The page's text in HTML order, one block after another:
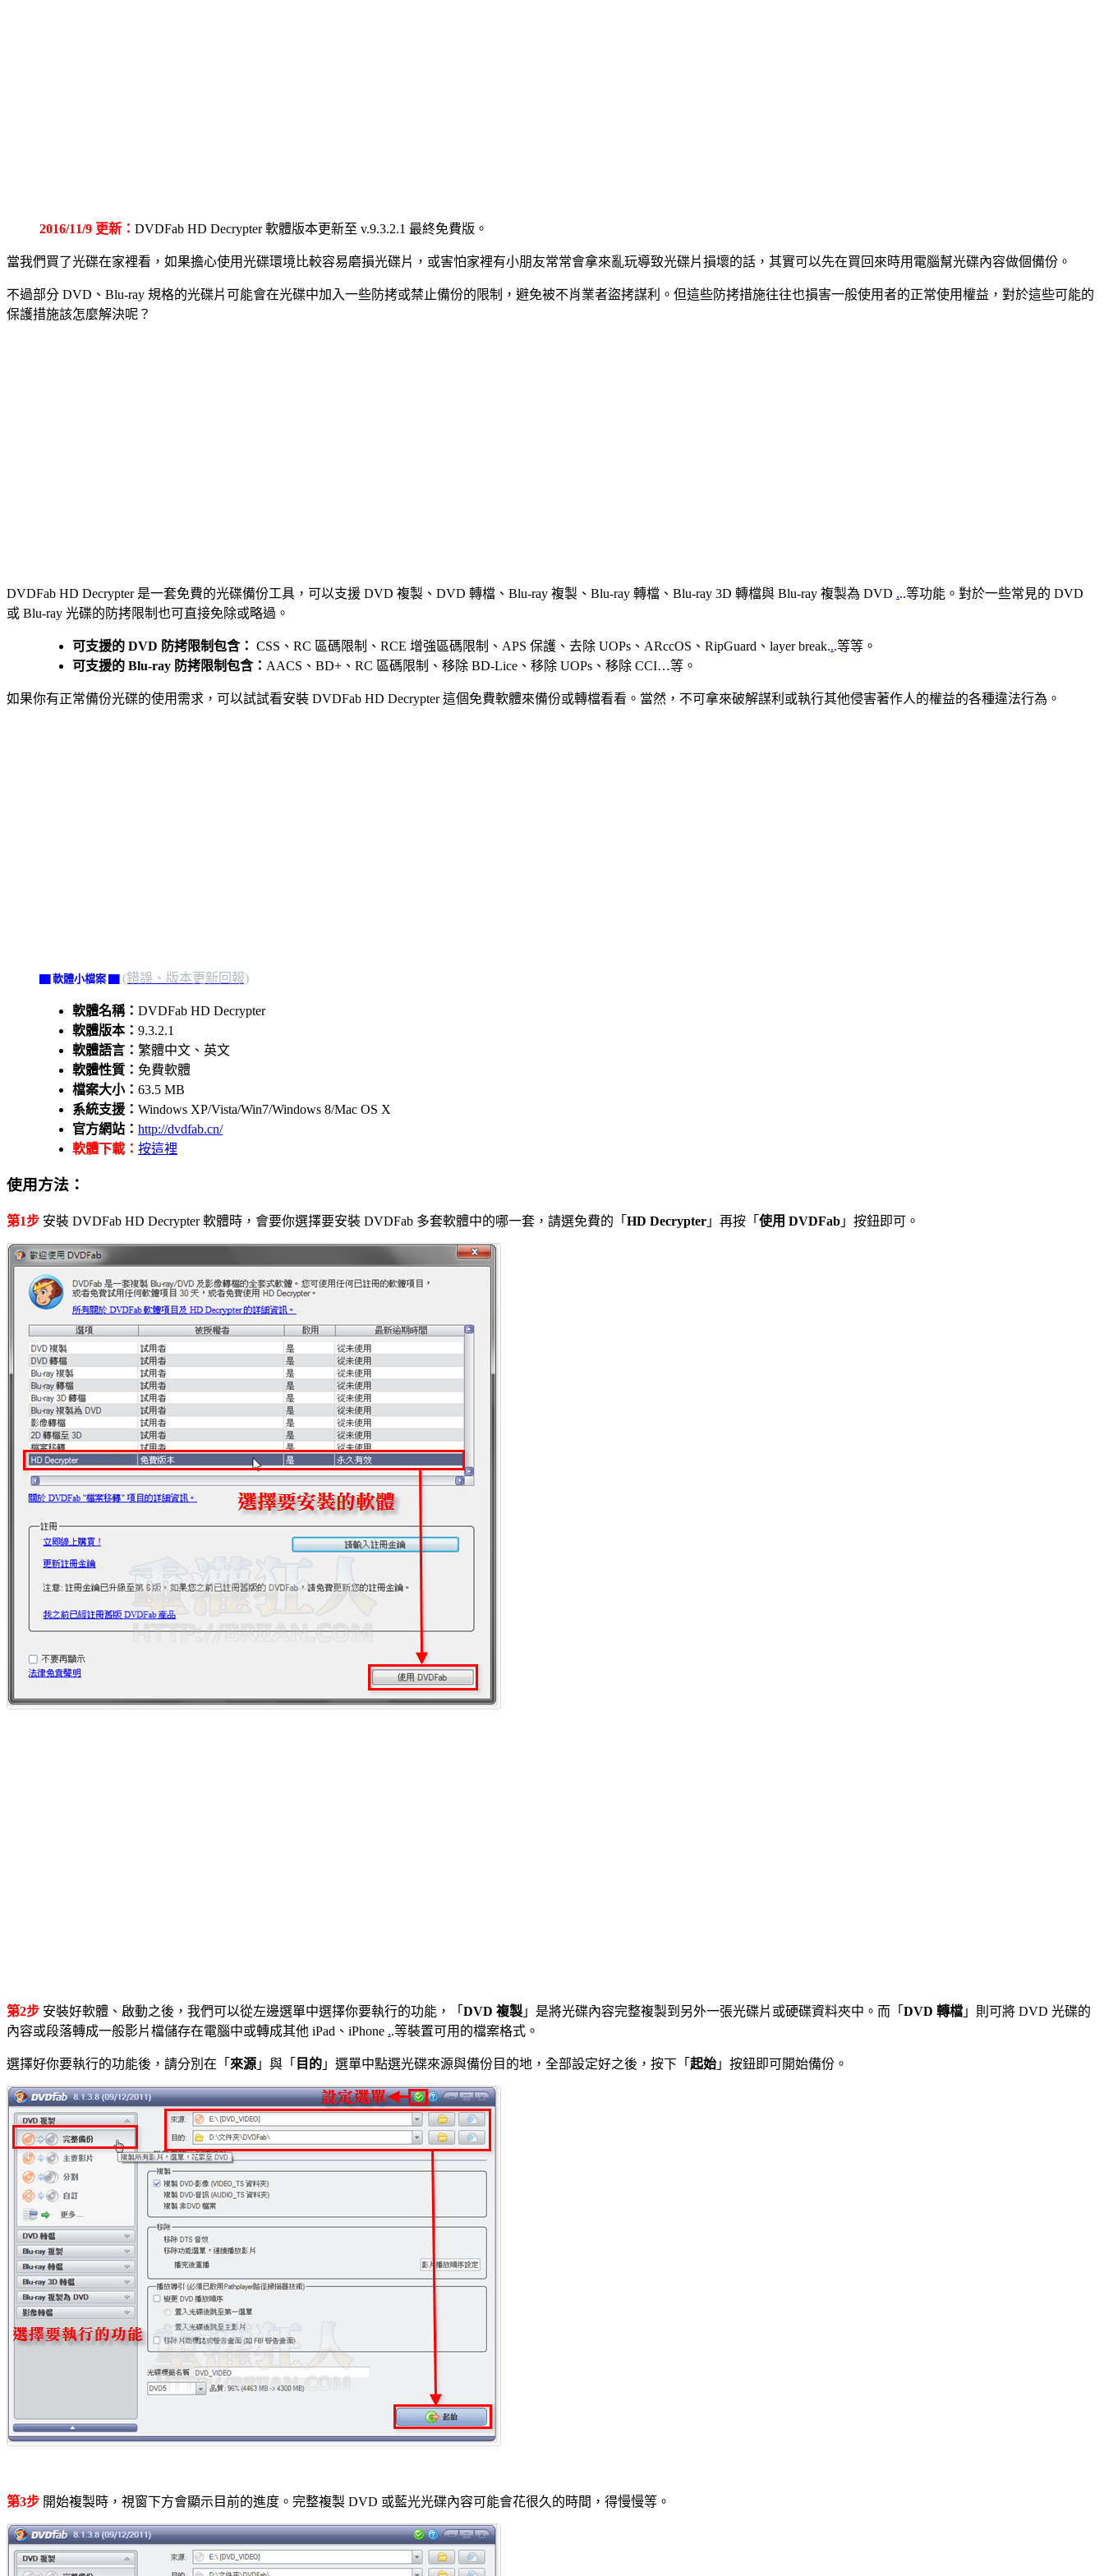
2016/11/9 更新： DVDFab HD Decrypter 軟體版本更新至 v.9.3.2.1 最終免費版。
當我們買了光碟在家裡看，如果擔心使用光碟環境比較容易磨損光碟片，或害怕家裡有小朋友常常會拿來亂玩導致光碟片損壞的話，其實可以先在買回來時用電腦幫光碟內容做個備份。
不過部分 DVD、Blu-ray 規格的光碟片可能會在光碟中加入一些防拷或禁止備份的限制，避免被不肖業者盜拷謀利。但這些防拷措施往往也損害一般使用者的正常使用權益，對於這些可能的
保護措施該怎麼解決呢？
DVDFab HD Decrypter 是一套免費的光碟備份工具，可以支援 DVD 複製、DVD 轉檔、Blu-ray 複製、Blu-ray 轉檔、Blu-ray 3D 轉檔與 Blu-ray 複製為 DVD ...等功能。對於一些常見的 DVD
或 Blu-ray 光碟的防拷限制也可直接免除或略過。
可支援的 DVD 防拷限制包含： CSS、RC 區碼限制、RCE 增強區碼限制、APS 保護、去除 UOPs、ARccOS、RipGuard、layer break...等等。
可支援的 Blu-ray 防拷限制包含： AACS、BD+、RC 區碼限制、移除 BD-Lice、移除 UOPs、移除 CCI…等。
如果你有正常備份光碟的使用需求，可以試試看安裝 DVDFab HD Decrypter 這個免費軟體來備份或轉檔看看。當然，不可拿來破解謀利或執行其他侵害著作人的權益的各種違法行為。
▇ 軟體小檔案 ▇ (錯誤、版本更新回報)
軟體名稱： DVDFab HD Decrypter
軟體版本： 9.3.2.1
軟體語言： 繁體中文、英文
軟體性質： 免費軟體
檔案大小： 63.5 MB
系統支援： Windows XP/Vista/Win7/Windows 8/Mac OS X
官方網站： http://dvdfab.cn/
軟體下載： 按這裡
使用方法：
第1步 安裝 DVDFab HD Decrypter 軟體時，會要你選擇要安裝 DVDFab 多套軟體中的哪一套，請選免費的「 HD Decrypter 」再按「 使用 DVDFab 」按鈕即可。
第2步 安裝好軟體、啟動之後，我們可以從左邊選單中選擇你要執行的功能，「 DVD 複製 」是將光碟內容完整複製到另外一張光碟片或硬碟資料夾中。而「 DVD 轉檔 」則可將 DVD 光碟的
內容或段落轉成一般影片檔儲存在電腦中或轉成其他 iPad、iPhone ..等裝置可用的檔案格式。
選擇好你要執行的功能後，請分別在「 來源 」與「 目的 」選單中點選光碟來源與備份目的地，全部設定好之後，按下「 起始 」按鈕即可開始備份。
第3步 開始複製時，視窗下方會顯示目前的進度。完整複製 DVD 或藍光光碟內容可能會花很久的時間，得慢慢等。